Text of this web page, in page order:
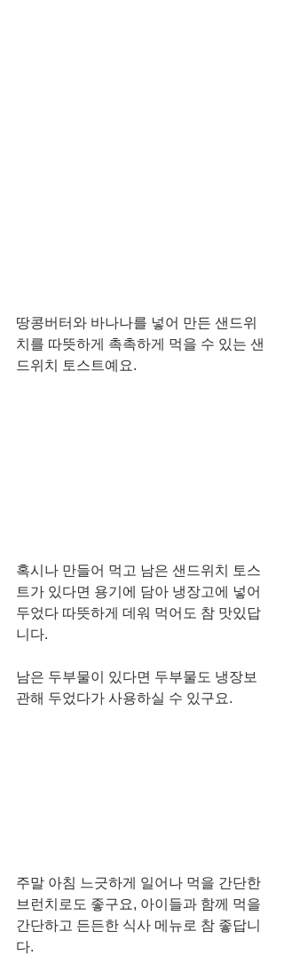
땅콩버터와 바나나를 넣어 만든 샌드위
치를 따뜻하게 촉촉하게 먹을 수 있는 샌
드위치 토스트예요.
혹시나 만들어 먹고 남은 샌드위치 토스
트가 있다면 용기에 담아 냉장고에 넣어
두었다 따뜻하게 데워 먹어도 참 맛있답
니다.
남은 두부물이 있다면 두부물도 냉장보
관해 두었다가 사용하실 수 있구요.
주말 아침 느긋하게 일어나 먹을 간단한
브런치로도 좋구요, 아이들과 함께 먹을
간단하고 든든한 식사 메뉴로 참 좋답니
다.